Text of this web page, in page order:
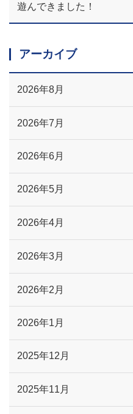
遊んできました！
アーカイブ
2026年8月
2026年7月
2026年6月
2026年5月
2026年4月
2026年3月
2026年2月
2026年1月
2025年12月
2025年11月